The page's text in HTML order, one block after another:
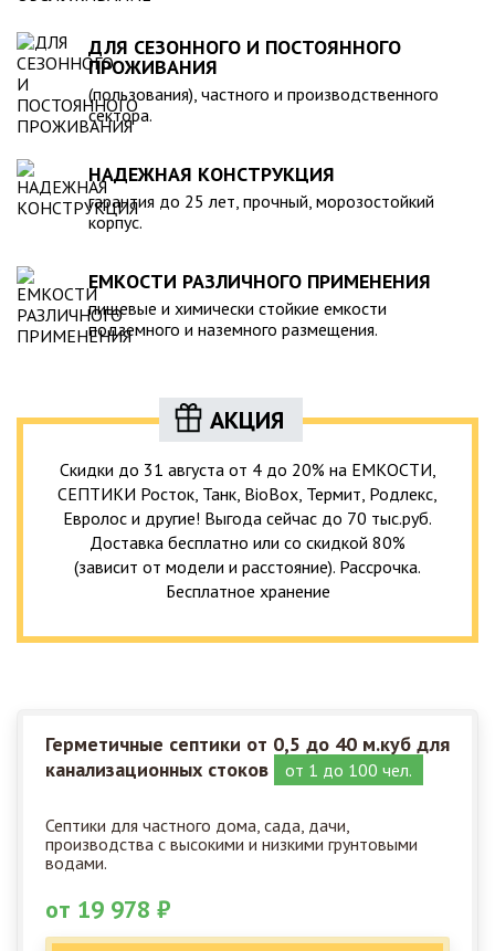
ДЛЯ СЕЗОННОГО И ПОСТОЯННОГО
ПРОЖИВАНИЯ
(пользования), частного и производственного
сектора.
НАДЕЖНАЯ КОНСТРУКЦИЯ
гарантия до 25 лет, прочный, морозостойкий
корпус.
ЕМКОСТИ РАЗЛИЧНОГО ПРИМЕНЕНИЯ
пищевые и химически стойкие емкости
подземного и наземного размещения.
АКЦИЯ
Скидки до 31 августа от 4 до 20% на ЕМКОСТИ,
СЕПТИКИ Росток, Танк, BioBox, Термит, Родлекс,
Евролос и другие! Выгода сейчас до 70 тыс.руб.
Доставка бесплатно или со скидкой 80%
(зависит от модели и расстояние). Рассрочка.
Бесплатное хранение
Герметичные септики от 0,5 до 40 м.куб для
канализационных стоков
от 1 до 100 чел.
Септики для частного дома, сада, дачи,
производства с высокими и низкими грунтовыми
водами.
от 19 978 ₽